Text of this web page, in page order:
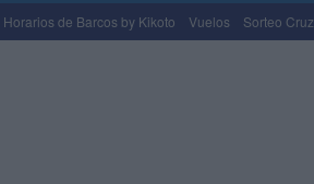
Horarios de Barcos by Kikoto Vuelos Sorteo